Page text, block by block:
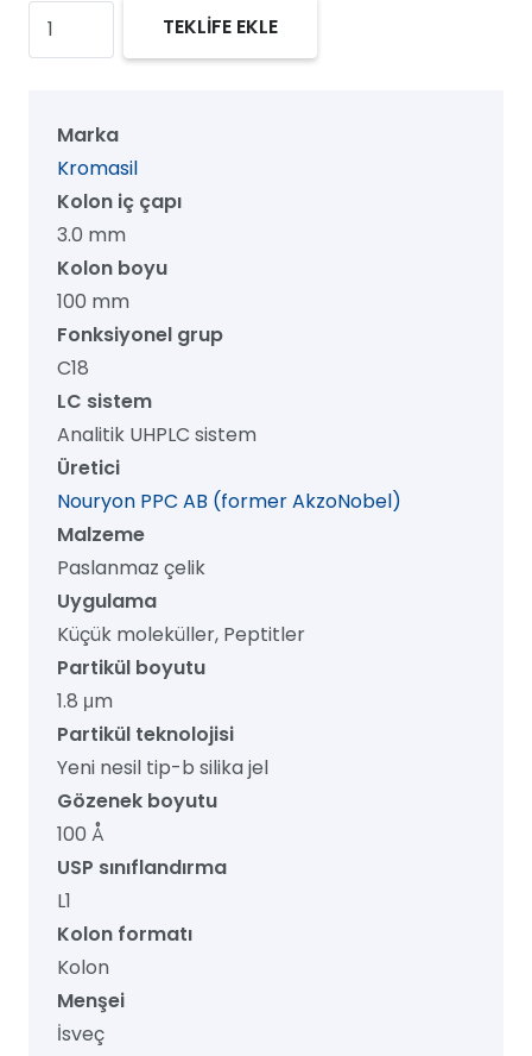
Kromasil
100
Kolon,
µm,
mm
mm,
1/pk
adet
TEKLİFE EKLE
Marka
Kromasil
Kolon iç çapı
3.0 mm
Kolon boyu
100 mm
Fonksiyonel grup
C18
LC sistem
Analitik UHPLC sistem
Üretici
Nouryon PPC AB (former AkzoNobel)
Malzeme
Paslanmaz çelik
Uygulama
Küçük moleküller, Peptitler
Partikül boyutu
1.8 μm
Partikül teknolojisi
Yeni nesil tip-b silika jel
Gözenek boyutu
100 Å
USP sınıflandırma
L1
Kolon formatı
Kolon
Menşei
İsveç